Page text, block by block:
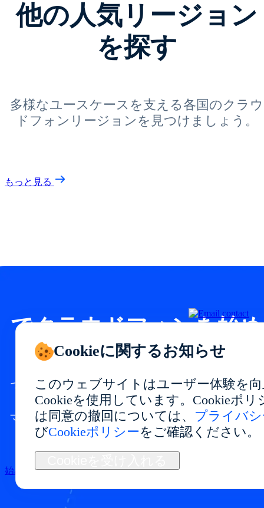
他の人気リージョン
を探す
多様なユースケースを支える各国のクラウ
ドフォンリージョンを見つけましょう。
もっと見る
でクラウドフォンを始め
ましょう
で安定したパフォーマンスと柔軟な利用が
できるクラウドフォン環境を構築。
マルチアカウント管理、アプリテスト、自
動化、長期運用に最適です。
始める
Cookieに関するお知らせ
このウェブサイトはユーザー体験を
Cookieを使用しています。Cookieポリ
は同意の撤回については、 プライバ
びCookieポリシーをご確認ください。